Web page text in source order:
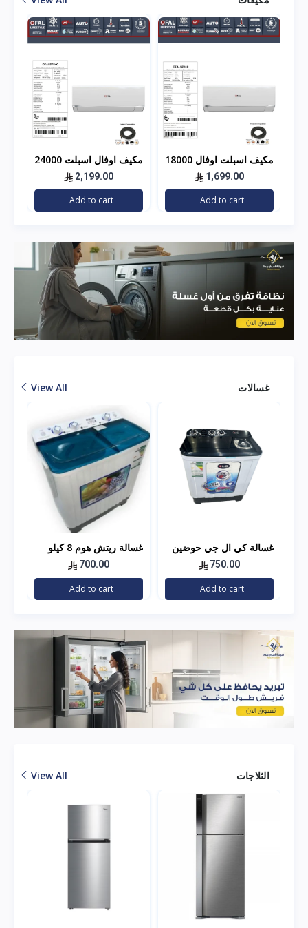
مكيف اوفال اسبلت 24000
وحده - بارد مصنع هاير
2,199.00
Add to cart
مكيف اسبلت اوفال 18000
وحده - بارد - مصنع هاير
1,699.00
Add to cart
غسالات View All
غسالة ريتش هوم 8 كيلو
700.00
Add to cart
غسالة كي ال جي حوضين
750.00
Add to cart
الثلاجات View All